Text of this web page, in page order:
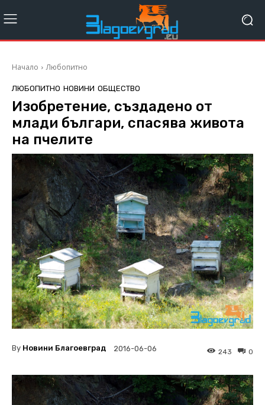
Начало Любопитно
ЛЮБОПИТНО НОВИНИ ОБЩЕСТВО
Изобретение, създадено от
млади българи, спасява живота
на пчелите
By Новини Благоевград 2016-06-06 0
243